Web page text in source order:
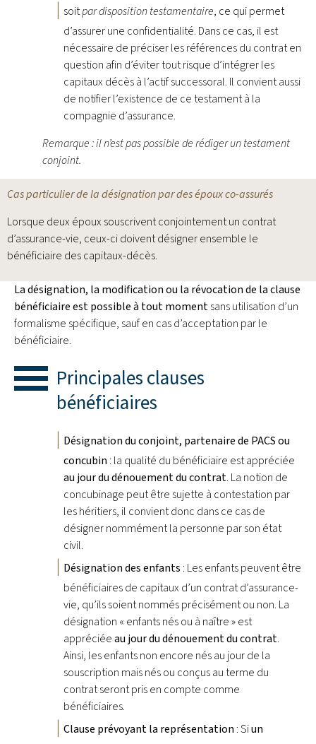
soitpar disposition testamentaire, ce qui permet
d’assurer une confidentialité. Dans ce cas, il est
nécessaire de préciser les références du contrat en
question afin d’éviter tout risque d’intégrer les
capitaux décès à l’actif successoral. Il convient aussi
de notifier l’existence de ce testament à la
compagnie d’assurance.
Remarque : il n’est pas possible de rédiger un testament
conjoint.
Cas particulier de la désignation par des époux co-assurés
Lorsque deux époux souscrivent conjointement un contrat
d’assurance-vie, ceux-ci doivent désigner ensemble le
bénéficiaire des capitaux-décès.
La désignation, la modification ou la révocation de la clause
bénéficiaire est possible à tout momentsans utilisation d’un
formalisme spécifique, sauf en cas d’acceptation par le
bénéficiaire.
Principales clauses
bénéficiaires
Désignation du conjoint, partenaire de PACS ou
concubin : la qualité du bénéficiaire est appréciée
au jour du dénouement du contrat. La notion de
concubinage peut être sujette à contestation par
les héritiers, il convient donc dans ce cas de
désigner nommément la personne par son état
civil.
Désignation des enfants : Les enfants peuvent être
bénéficiaires de capitaux d’un contrat d’assurance-
vie, qu’ils soient nommés précisément ou non. La
désignation « enfants nés ou à naître » est
appréciéeau jour du dénouement du contrat.
Ainsi, les enfants non encore nés au jour de la
souscription mais nés ou conçus au terme du
contrat seront pris en compte comme
bénéficiaires.
Clause prévoyant la représentation : Siun